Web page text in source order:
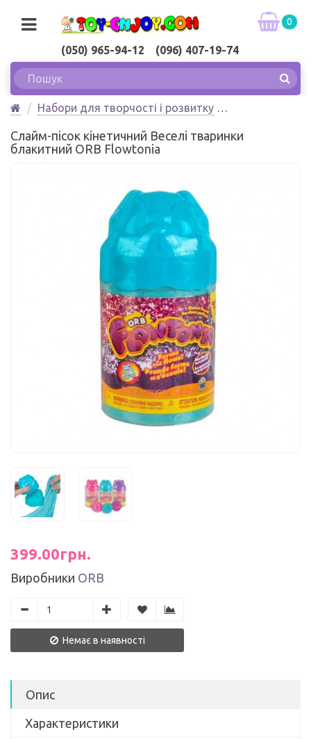
(050) 965-94-12 (096) 407-19-74
0
Набори для творчості і розвитку
Слайм-пісок кінетичний Веселі тваринки блакитний
ORB Flowtoniа
Слайм-пісок кінетичний Веселі тваринки
блакитний ORB Flowtoniа
399.00грн.
Виробники ORB
Немає в наявності
Опис
Характеристики